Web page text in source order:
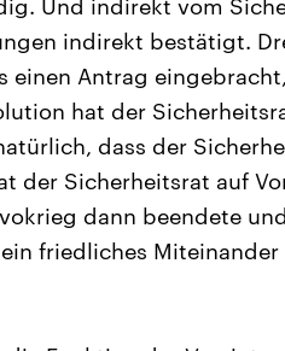
Und indirekt vom
indirekt bestätigt.
einen Antrag
hat der
dass der
der Sicherheitsrat auf
dann beendete
friedliches